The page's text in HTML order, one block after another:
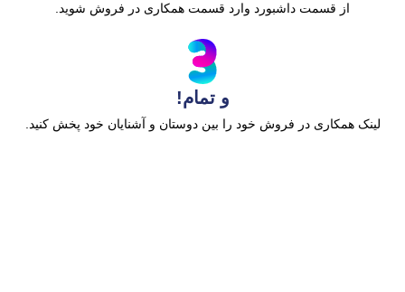
از قسمت داشبورد وارد قسمت همکاری در فروش شوید.
و تمام!
لینک همکاری در فروش خود را بین دوستان و آشنایان خود پخش کنید.